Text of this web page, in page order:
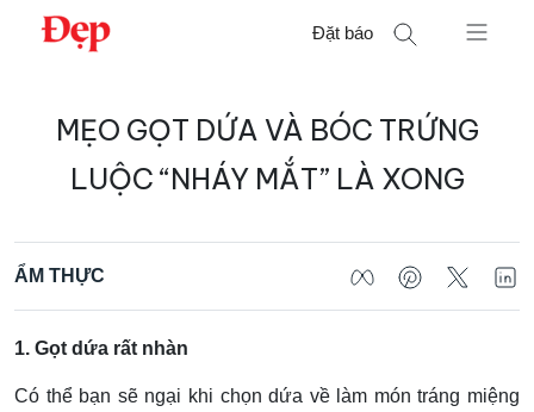
Chuyển
Đặt báo
kiếmMẸO GỌT DỨA VÀ BÓC TRỨNG
LUỘC “NHÁY MẮT” LÀ XONG
ẨM THỰC
1. Gọt dứa rất nhàn
Có thể bạn sẽ ngại khi chọn dứa về làm món tráng miệng